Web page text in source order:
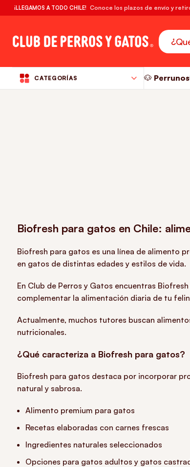
¡LLEGAMOS A TODO CHILE! Conoce los plazos de envío y
CATEGORÍAS 🐶 Perrunos
Biofresh para gatos en Chile:
Biofresh para gatos es una línea de alimento
en gatos de distintas edades y estilos de vida.
En Club de Perros y Gatos encuentras
complementar la alimentación diaria de tu
Actualmente, muchos tutores buscan
nutricionales.
¿Qué caracteriza a Biofresh para gatos?
Biofresh para gatos destaca por incorporar
natural y sabrosa.
Alimento premium para gatos
Recetas elaboradas con carnes frescas
Ingredientes naturales seleccionados
Opciones para gatos adultos y gatos
RM